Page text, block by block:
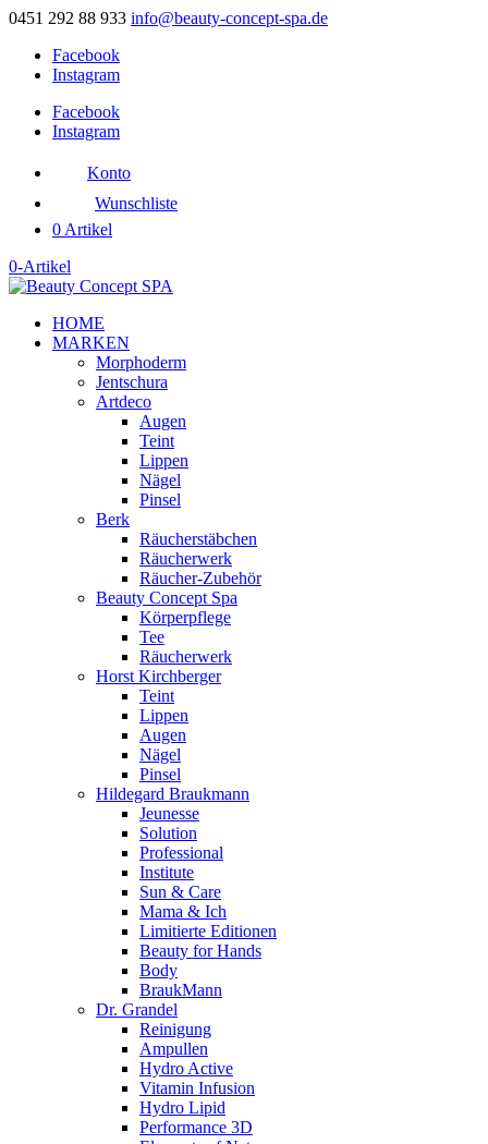
0451 292 88 933 info@beauty-concept-spa.de
Facebook
Instagram
Facebook
Instagram
Konto
Wunschliste
0 Artikel
0-Artikel
HOME
MARKEN
Morphoderm
Jentschura
Artdeco
Augen
Teint
Lippen
Nägel
Pinsel
Berk
Räucherstäbchen
Räucherwerk
Räucher-Zubehör
Beauty Concept Spa
Körperpflege
Tee
Räucherwerk
Horst Kirchberger
Teint
Lippen
Augen
Nägel
Pinsel
Hildegard Braukmann
Jeunesse
Solution
Professional
Institute
Sun & Care
Mama & Ich
Limitierte Editionen
Beauty for Hands
Body
BraukMann
Dr. Grandel
Reinigung
Ampullen
Hydro Active
Vitamin Infusion
Hydro Lipid
Performance 3D